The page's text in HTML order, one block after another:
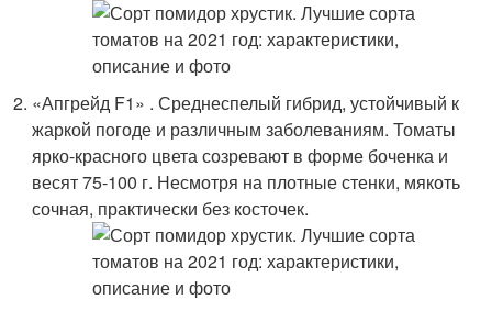
«Апгрейд F1» . Среднеспелый гибрид, устойчивый к
жаркой погоде и различным заболеваниям. Томаты
ярко-красного цвета созревают в форме боченка и
весят 75-100 г. Несмотря на плотные стенки, мякоть
сочная, практически без косточек.